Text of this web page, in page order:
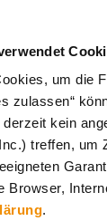
um die
zulassen“
kein
treffen, um
Browser,
.